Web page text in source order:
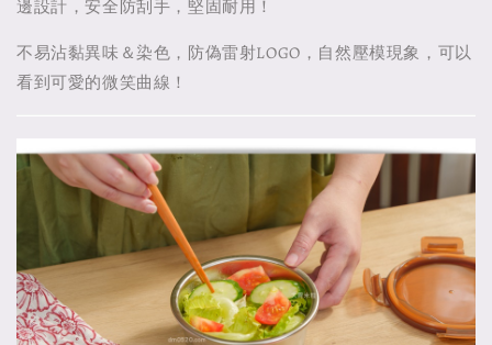
邊設計，安全防刮手，堅固耐用！
不易沾黏異味＆染色，防偽雷射LOGO，自然壓模現象，可以
看到可愛的微笑曲線！